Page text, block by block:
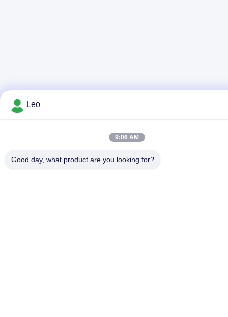
Leo
9:06 AM
Good day, what product are you looking for?